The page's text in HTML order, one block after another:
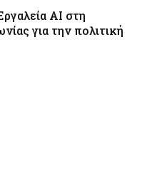
AI στη
για την πολιτική